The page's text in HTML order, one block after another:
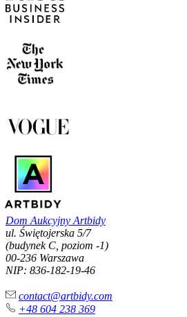
Dom Aukcyjny Artbidy
ul. Świętojerska 5/7
(budynek C, poziom -1)
00-236 Warszawa
NIP: 836-182-19-46
contact@artbidy.com
+48 604 238 369